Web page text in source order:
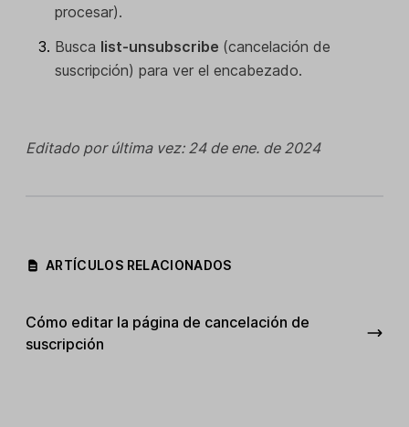
procesar).
Busca list-unsubscribe (cancelación de
suscripción) para ver el encabezado.
Editado por última vez: 24 de ene. de 2024
ARTÍCULOS RELACIONADOS
Cómo editar la página de cancelación de
suscripción